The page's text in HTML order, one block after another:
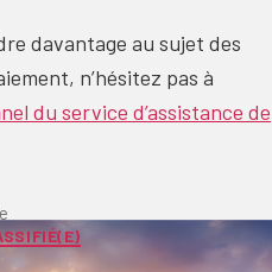
davantage au sujet des
n’hésitez pas à
du service d’assistance de
Categories